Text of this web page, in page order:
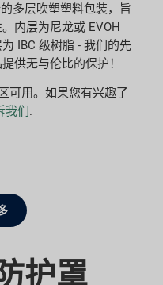
多层吹塑塑料包装，旨
内层为尼龙或 EVOH
IBC 级树脂 - 我们的先
供无与伦比的保护！
可用。如果您有兴趣了
我们.
护罩